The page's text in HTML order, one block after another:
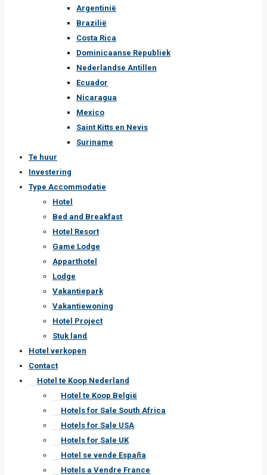
Argentinië
Brazilië
Costa Rica
Dominicaanse Republiek
Nederlandse Antillen
Ecuador
Nicaragua
Mexico
Saint Kitts en Nevis
Suriname
Te huur
Investering
Type Accommodatie
Hotel
Bed and Breakfast
Hotel Resort
Game Lodge
Apparthotel
Lodge
Vakantiepark
Vakantiewoning
Hotel Project
Stuk land
Hotel verkopen
Contact
Hotel te Koop Nederland
Hotel te Koop België
Hotels for Sale South Africa
Hotels for Sale USA
Hotels for Sale UK
Hotel se vende España
Hotels a Vendre France